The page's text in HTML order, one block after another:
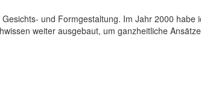
und Formgestaltung. Im Jahr 2000 habe
weiter ausgebaut, um ganzheitliche